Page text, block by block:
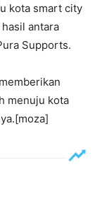
kota smart city
antara
Supports.
menuju kota